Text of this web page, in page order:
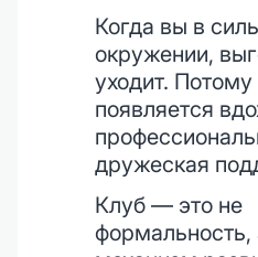
Когда вы в
окружении,
уходит. Потому
появляется
дружеская
Клуб — это не